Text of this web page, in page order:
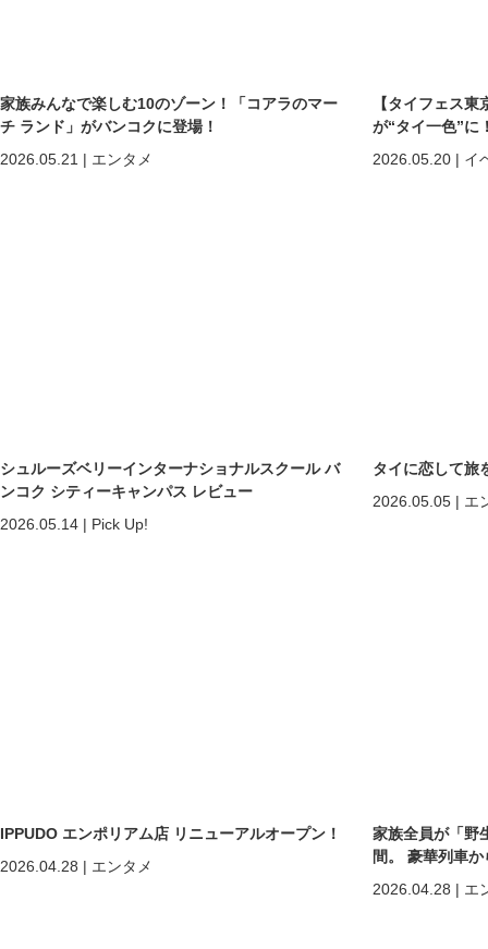
家族みんなで楽しむ10のゾーン！「コアラのマー
チ ランド」がバンコクに登場！
2026.05.21 | エンタメ
【タイフェス
が“タイ一色”に
2026.05.20 | イ
シュルーズベリーインターナショナルスクール バ
ンコク シティーキャンパス レビュー
2026.05.14 | Pick Up!
タイに恋して旅
2026.05.05 | エ
IPPUDO エンポリアム店 リニューアルオープン！
2026.04.28 | エンタメ
家族全員が「野
間。 豪華列車
2026.04.28 | エ